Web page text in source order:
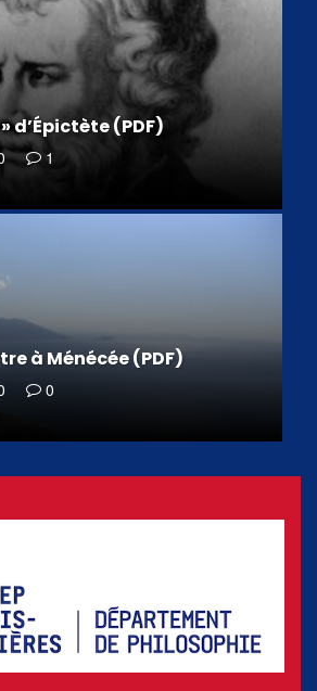
d’Épictète (PDF)
1
à Ménécée (PDF)
0